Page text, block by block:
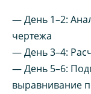
— День 1–2:
чертежа
— День 3–4:
— День 5–6:
выравнивание